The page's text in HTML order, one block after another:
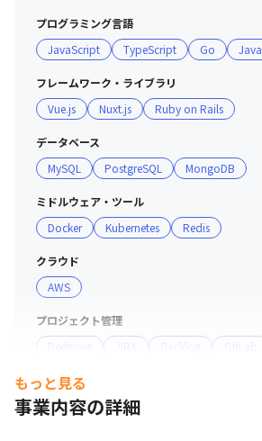
プログラミング言語
JavaScript
TypeScript Go Java
フレームワーク・ライブラリ
Vue.js
Nuxt.js Ruby on Rails
データベース
MySQL
PostgreSQL MongoDB
ミドルウェア・ツール
Docker
Kubernetes Redis
クラウド
AWS
プロジェクト管理
Redmine
JIRA Backlog GitLab
コミュニケーションツール
Slack
Teams
もっと見る
事業内容の詳細